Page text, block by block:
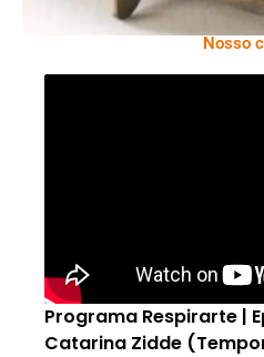
Nosso
Programa Respirarte |
Catarina Zidde